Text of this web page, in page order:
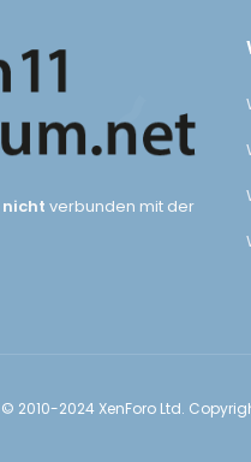
nicht verbunden mit der
© 2010-2024 XenForo Ltd.